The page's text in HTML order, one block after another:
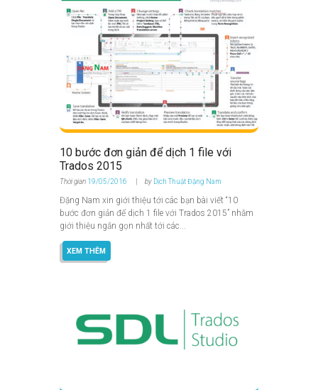
10 bước đơn giản để dịch 1 file với
Trados 2015
Thời gian 19/05/2016 by Dịch Thuật Đặng Nam
Đặng Nam xin giới thiệu tới các bạn bài viết “10
bước đơn giản để dịch 1 file với Trados 2015” nhằm
giới thiệu ngắn gọn nhất tới các...
XEM THÊM